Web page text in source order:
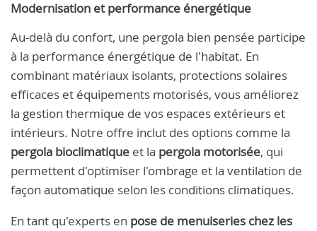
Modernisation et performance énergétique
Au-delà du confort, une pergola bien pensée participe
à la performance énergétique de l'habitat. En
combinant matériaux isolants, protections solaires
efficaces et équipements motorisés, vous améliorez
la gestion thermique de vos espaces extérieurs et
intérieurs. Notre offre inclut des options comme la
pergola bioclimatique et la pergola motorisée, qui
permettent d'optimiser l'ombrage et la ventilation de
façon automatique selon les conditions climatiques.
En tant qu'experts en pose de menuiseries chez les